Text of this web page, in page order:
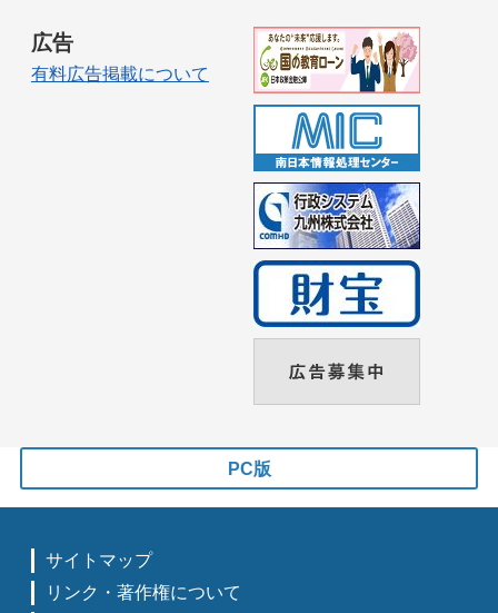
広告
有料広告掲載について
PC版
サイトマップ
リンク・著作権について